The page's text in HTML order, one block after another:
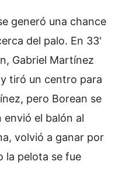
generó una chance
del palo. En 33'
Gabriel Martínez
tiró un centro para
pero Borean se
el balón al
volvió a ganar por
la pelota se fue